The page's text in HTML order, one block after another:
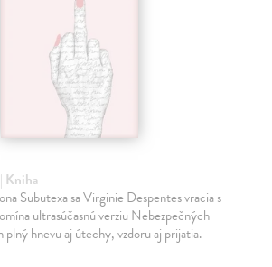
| Kniha
Subutexa sa Virginie Despentes vracia s
ultrasúčasnú verziu Nebezpečných
plný hnevu aj útechy, vzdoru aj prijatia.